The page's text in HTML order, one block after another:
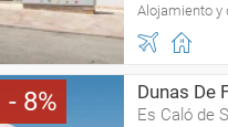
Alojamiento y
8 Dunas De
Es Caló de